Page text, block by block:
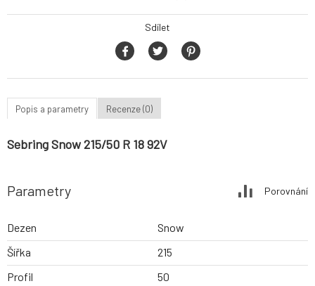
Sdílet
Popis a parametry Recenze (0)
Sebring Snow 215/50 R 18 92V
Parametry Porovnání
Dezen
Snow
Šířka
215
Profil
50